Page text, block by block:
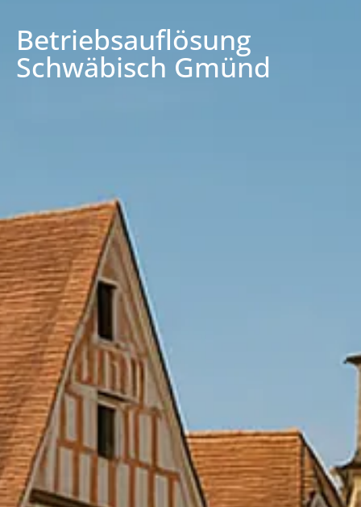
Betriebsauflösung
Schwäbisch Gmünd